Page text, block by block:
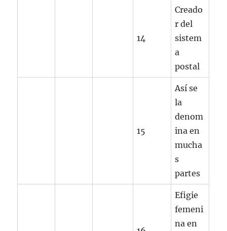
14
Creado
r del
sistem
a
postal
15
Así se
la
denom
ina en
mucha
s
partes
Efigie
femeni
na en